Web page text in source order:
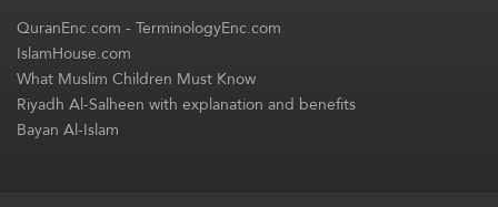
QuranEnc.com-TerminologyEnc.com
IslamHouse.com
What Muslim Children Must Know
Riyadh Al-Salheen with explanation and benefits
Bayan Al-Islam